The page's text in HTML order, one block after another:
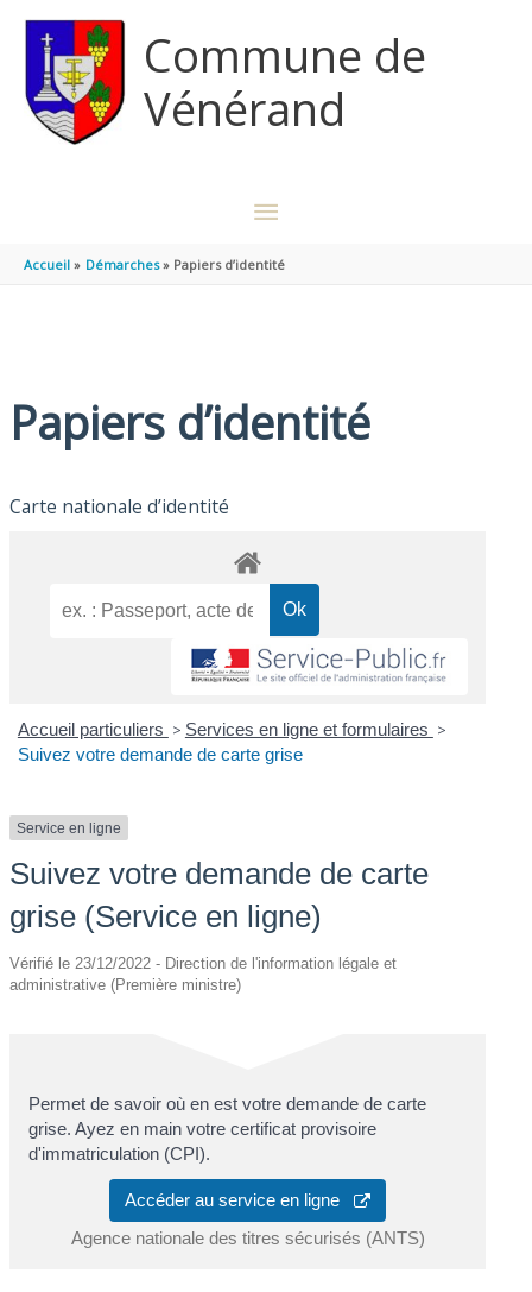
Commune de
Vénérand
MENU
PRINCIPAL
Accueil Démarches Papiers d’identité
Papiers d’identité
Carte nationale d’identité
Accueil particuliers > Services en ligne et formulaires >
Suivez votre demande de carte grise
Service en ligne
Suivez votre demande de carte
grise (Service en ligne)
Vérifié le 23/12/2022 - Direction de l'information légale et
administrative (Première ministre)
Permet de savoir où en est votre demande de carte
grise. Ayez en main votre certificat provisoire
d'immatriculation (CPI).
Accéder au service en ligne
Agence nationale des titres sécurisés (ANTS)